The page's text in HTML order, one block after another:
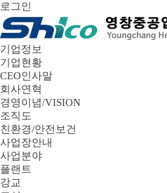
로그인
기업정보
기업현황
CEO인사말
회사연혁
경영이념/VISION
조직도
친환경/안전보건
사업장안내
사업분야
플랜트
강교